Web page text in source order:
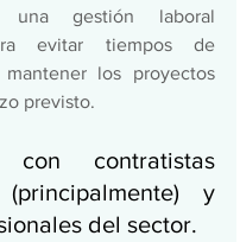
una gestión laboral
evitar tiempos de
los proyectos
previsto.
con contratistas
y
del sector.